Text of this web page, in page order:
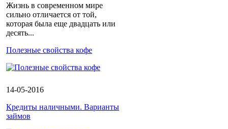
Жизнь в современном мире
сильно отличается от той,
которая была еще двадцать или
десять...
Полезные свойства кофе
14-05-2016
Кредиты наличными. Варианты
займов